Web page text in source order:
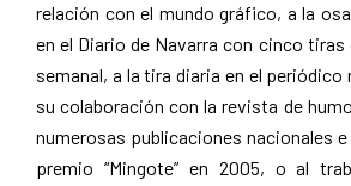
relación con el mundo gráfico, a la
en el Diario de Navarra con cinco
semanal, a la tira diaria en el periódico
su colaboración con la revista de
numerosas publicaciones nacionales
premio “Mingote” en 2005, o al